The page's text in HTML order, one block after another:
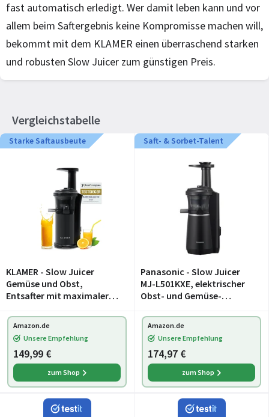
fast automatisch erledigt. Wer damit leben kann und vor
allem beim Saftergebnis keine Kompromisse machen will,
bekommt mit dem KLAMER einen überraschend starken
und robusten Slow Juicer zum günstigen Preis.
Vergleichstabelle
Starke Saftausbeute
KLAMER - Slow Juicer
Gemüse und Obst,
Entsafter mit maximaler
Saft- & Sorbet-Talent
Panasonic - Slow Juicer
MJ-L501KXE, elektrischer
Obst- und Gemüse-
und Kunststoff, schlankes
und kompaktes Design,
Aufsatz für gefroren
Amazon.de
Unsere Empfehlung
149,99 €
zum Shop
Amazon.de
Unsere Empfehlung
174,97 €
zum Shop